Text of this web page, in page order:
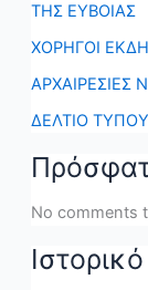
ΤΗΣ ΕΥΒΟΙΑΣ
ΧΟΡΗΓΟΙ
ΑΡΧΑΙΡΕΣΙΕΣ
ΔΕΛΤΙΟ
No comments
Ιστορικό